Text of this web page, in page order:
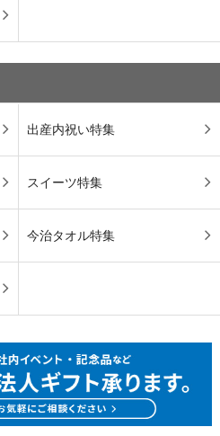
出産内祝い特集
スイーツ特集
今治タオル特集